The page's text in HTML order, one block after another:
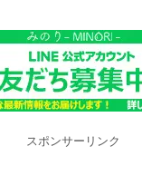
スポンサーリンク